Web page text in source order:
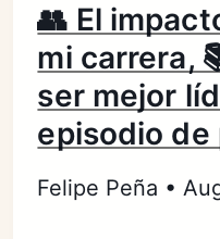
👥 El
mi carrera,
ser mejor
episodio de
Felipe Peña •